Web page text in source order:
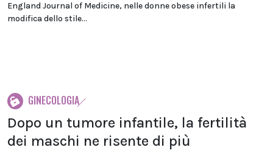
England Journal of Medicine, nelle donne obese infertili la
modifica dello stile...
GINECOLOGIA
Dopo un tumore infantile, la fertilità
dei maschi ne risente di più